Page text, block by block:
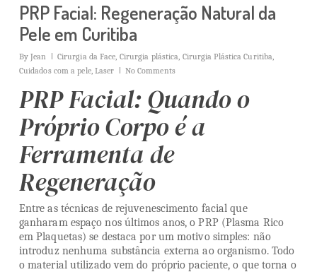
PRP Facial: Regeneração Natural da
Pele em Curitiba
By Jean Cirurgia da Face, Cirurgia plástica, Cirurgia Plástica Curitiba,
Cuidados com a pele, Laser No Comments
PRP Facial: Quando o
Próprio Corpo é a
Ferramenta de
Regeneração
Entre as técnicas de rejuvenescimento facial que
ganharam espaço nos últimos anos, o PRP (Plasma Rico
em Plaquetas) se destaca por um motivo simples: não
introduz nenhuma substância externa ao organismo. Todo
o material utilizado vem do próprio paciente, o que torna o